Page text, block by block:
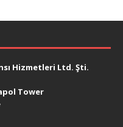
Hizmetleri Ltd. Şti.
Tower